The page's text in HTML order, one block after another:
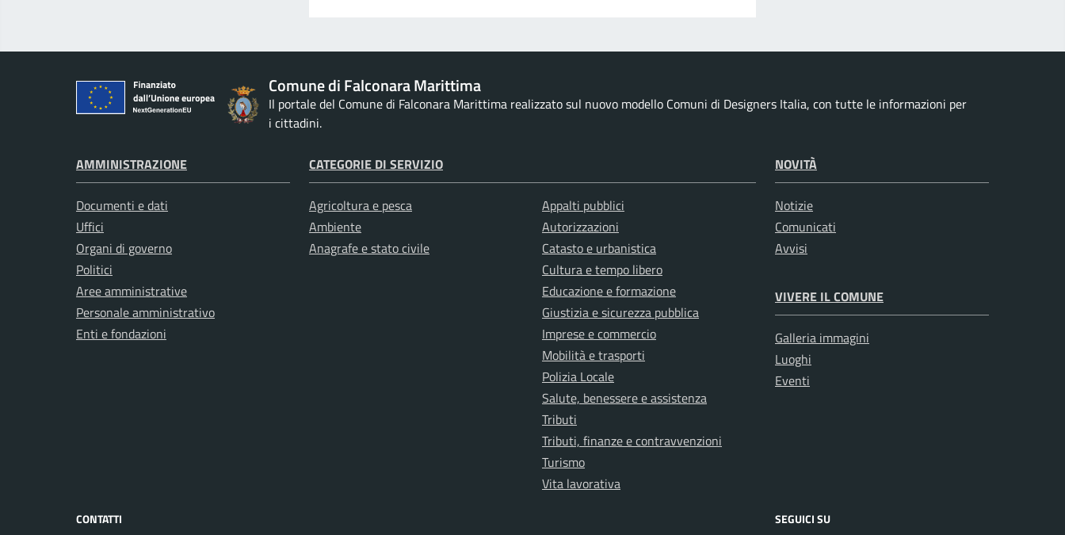
Comune di Falconara Marittima
Il portale del Comune di Falconara Marittima realizzato sul nuovo modello Comuni di Designers Italia, con tutte le informazioni per
i cittadini.
AMMINISTRAZIONE
Documenti e dati
Uffici
Organi di governo
Politici
Aree amministrative
Personale amministrativo
Enti e fondazioni
CATEGORIE DI SERVIZIO
Agricoltura e pesca
Ambiente
Anagrafe e stato civile
Appalti pubblici
Autorizzazioni
Catasto e urbanistica
Cultura e tempo libero
Educazione e formazione
Giustizia e sicurezza pubblica
Imprese e commercio
Mobilità e trasporti
Polizia Locale
Salute, benessere e assistenza
Tributi
Tributi, finanze e contravvenzioni
Turismo
Vita lavorativa
NOVITÀ
Notizie
Comunicati
Avvisi
VIVERE IL COMUNE
Galleria immagini
Luoghi
Eventi
CONTATTI SEGUICI SU